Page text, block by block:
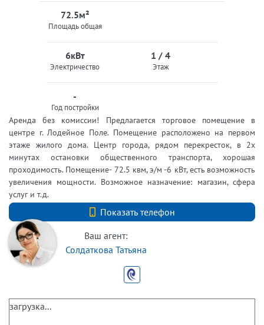
72.5м²
Площадь общая
6кВт
Электричество
1 / 4
Этаж
-
Год постройки
Аренда без комиссии! Предлагается торговое помещение в
центре г. Лодейное Поле. Помещение расположено на первом
этаже жилого дома. Центр города, рядом перекресток, в 2х
минутах остановки общественного транспорта, хорошая
проходимость. Помещение- 72.5 квм, э/м -6 кВт, есть возможность
увеличения мощности. Возможное назначение: магазин, сфера
услуг и т.д.
Показать телефон
+7 (812) 740-70-40
Ваш агент:
Солдаткова Татьяна
загрузка...